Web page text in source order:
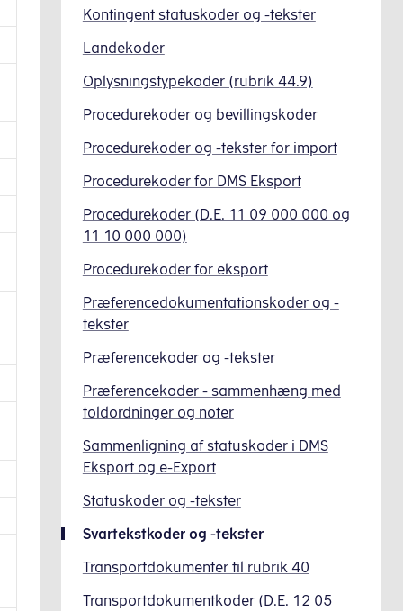
Kontingent statuskoder og -tekster
Landekoder
Oplysningstypekoder (rubrik 44.9)
Procedurekoder og bevillingskoder
Procedurekoder og -tekster for import
Procedurekoder for DMS Eksport
Procedurekoder (D.E. 11 09 000 000 og
11 10 000 000)
Procedurekoder for eksport
Præferencedokumentationskoder og -
tekster
Præferencekoder og -tekster
Præferencekoder - sammenhæng med
toldordninger og noter
Sammenligning af statuskoder i DMS
Eksport og e-Export
Statuskoder og -tekster
Svartekstkoder og -tekster
Transportdokumenter til rubrik 40
Transportdokumentkoder (D.E. 12 05